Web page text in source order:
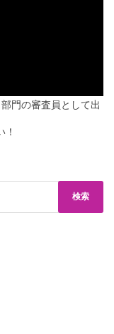
門の審査員として出